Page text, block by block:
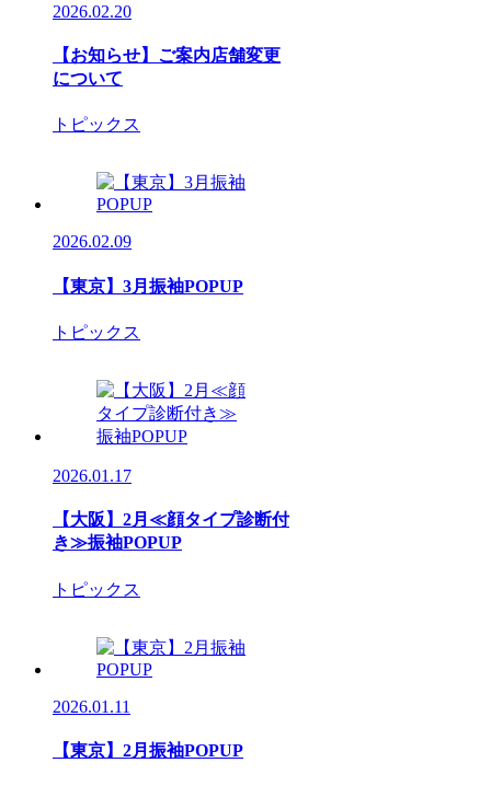
2026.02.20
【お知らせ】ご案内店舗変更
について
トピックス
2026.02.09
【東京】3月振袖POPUP
トピックス
2026.01.17
【大阪】2月≪顔タイプ診断付
き≫振袖POPUP
トピックス
2026.01.11
【東京】2月振袖POPUP